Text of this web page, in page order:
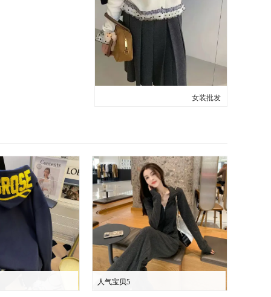
女装批发
人气宝贝5